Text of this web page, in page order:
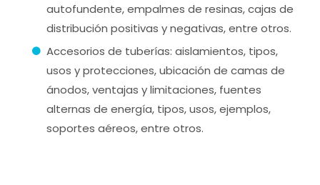
autofundente, empalmes de resinas, cajas de
distribución positivas y negativas, entre otros.
Accesorios de tuberías: aislamientos, tipos,
usos y protecciones, ubicación de camas de
ánodos, ventajas y limitaciones, fuentes
alternas de energía, tipos, usos, ejemplos,
soportes aéreos, entre otros.